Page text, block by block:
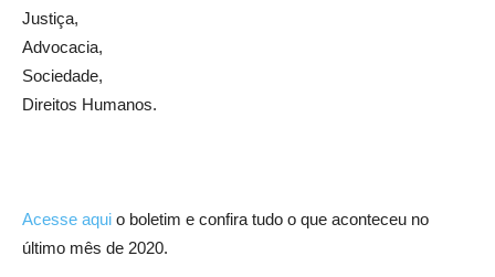
Justiça,
Advocacia,
Sociedade,
Direitos Humanos.
Acesse aqui o boletim e confira tudo o que aconteceu no
último mês de 2020.